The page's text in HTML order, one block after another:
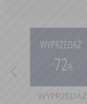
WYPRZEDAŻ